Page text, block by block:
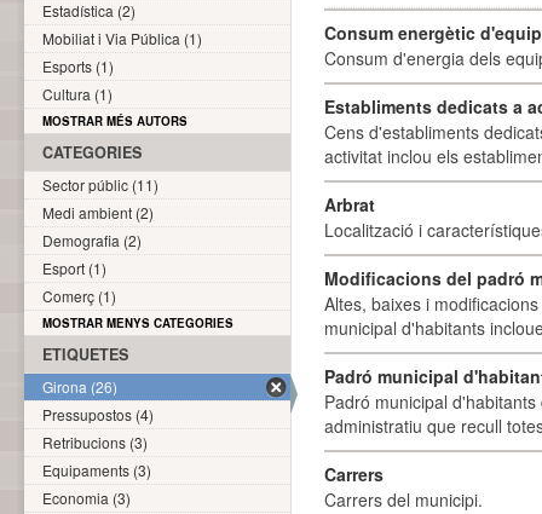
Consum energètic
Consum d'energia dels
Establiments dedicats a
Cens d'establiments
activitat inclou els
Arbrat
Localització i
Modificacions del padró
Altes, baixes i
municipal d'habitants
Padró municipal
Padró municipal
administratiu que recull
Carrers
Carrers del municipi.
Estadística (2)
Mobiliat i Via Pública (1)
Esports (1)
Cultura (1)
MOSTRAR MÉS AUTORS
CATEGORIES
Sector públic (11)
Medi ambient (2)
Demografia (2)
Esport (1)
Comerç (1)
MOSTRAR MENYS CATEGORIES
ETIQUETES
Girona (26)
Pressupostos (4)
Retribucions (3)
Equipaments (3)
Economia (3)